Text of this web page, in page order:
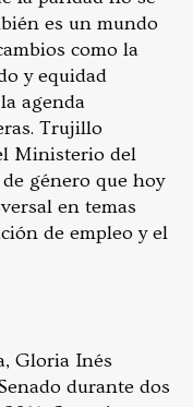
es un mundo
como la
y equidad
agenda
Trujillo
Ministerio del
género que hoy
en temas
de empleo y el
Gloria Inés
durante dos